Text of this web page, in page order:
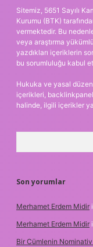
Sitemiz, 5651 Sayılı
Kurumu (BTK)
vermektedir. Bu
veya araştırma
yazdıkları içeriklerin
bu sorumluluğu kabul
Hukuka ve yasal
içerikleri,
halinde, ilgili içerikler
Son yorumlar
Merhamet Erdem Midir
Merhamet Erdem Midir
Bir Cümlenin Nominativ